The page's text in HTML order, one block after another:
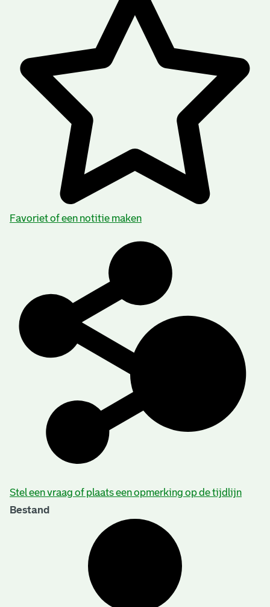
Favoriet of een notitie maken
Stel een vraag of plaats een opmerking op de tijdlijn
Bestand